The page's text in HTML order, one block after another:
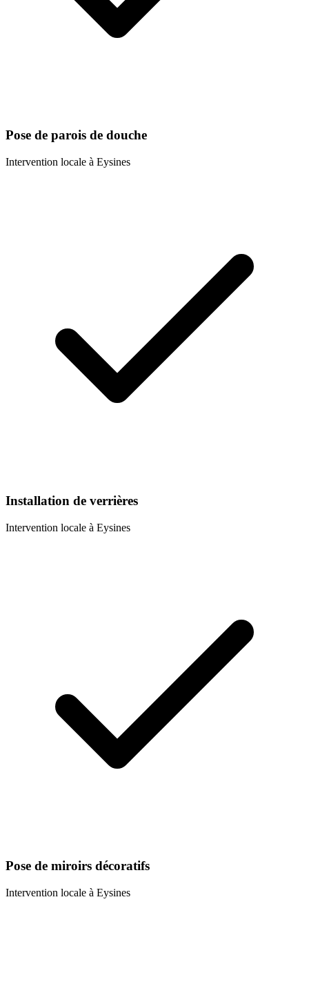
Pose de parois de douche
Intervention locale à Eysines
Installation de verrières
Intervention locale à Eysines
Pose de miroirs décoratifs
Intervention locale à Eysines